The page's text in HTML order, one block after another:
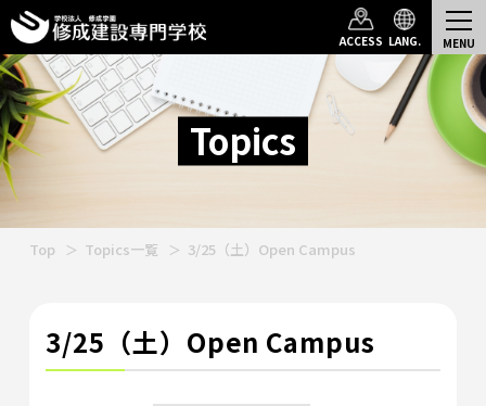
ACCESS LANG.
Topics
Top Topics一覧 3/25（土）Open Campus
3/25（土）Open Campus